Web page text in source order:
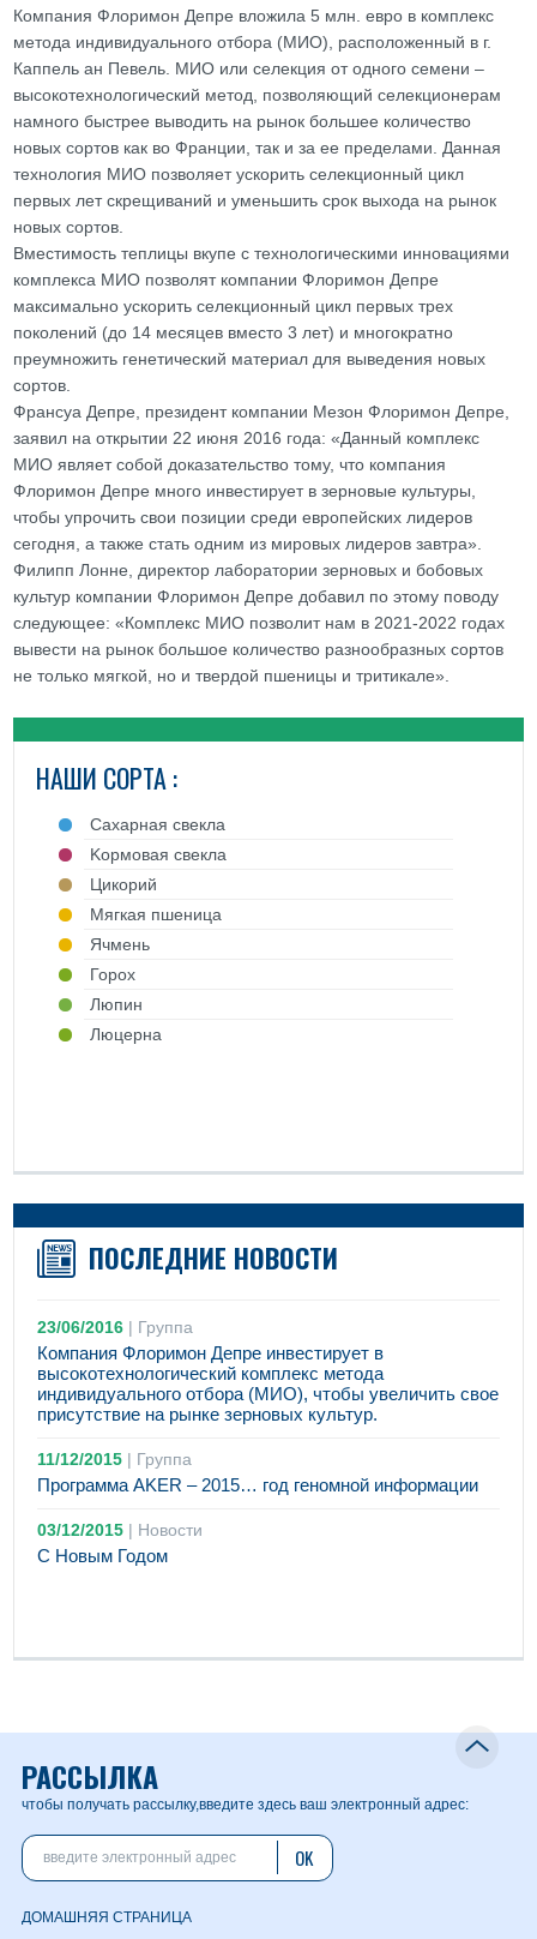
Компания Флоримон Депре вложила 5 млн. евро в комплекс
метода индивидуального отбора (МИО), расположенный в г.
Каппель ан Певель. МИО или селекция от одного семени –
высокотехнологический метод, позволяющий селекционерам
намного быстрее выводить на рынок большее количество
новых сортов как во Франции, так и за ее пределами. Данная
технология МИО позволяет ускорить селекционный цикл
первых лет скрещиваний и уменьшить срок выхода на рынок
новых сортов.
Вместимость теплицы вкупе с технологическими инновациями
комплекса МИО позволят компании Флоримон Депре
максимально ускорить селекционный цикл первых трех
поколений (до 14 месяцев вместо 3 лет) и многократно
преумножить генетический материал для выведения новых
сортов.
Франсуа Депре, президент компании Мезон Флоримон Депре,
заявил на открытии 22 июня 2016 года: «Данный комплекс
МИО являет собой доказательство тому, что компания
Флоримон Депре много инвестирует в зерновые культуры,
чтобы упрочить свои позиции среди европейских лидеров
сегодня, а также стать одним из мировых лидеров завтра».
Филипп Лонне, директор лаборатории зерновых и бобовых
культур компании Флоримон Депре добавил по этому поводу
следующее: «Комплекс МИО позволит нам в 2021-2022 годах
вывести на рынок большое количество разнообразных сортов
не только мягкой, но и твердой пшеницы и тритикале».
НАШИ СОРТА :
Cахарная свекла
Kормовая свекла
Цикорий
Mягкая пшеница
Ячмень
Горох
Люпин
Люцерна
ПОСЛЕДНИЕ НОВОСТИ
23/06/2016 | Группа
Компания Флоримон Депре инвестирует в
высокотехнологический комплекс метода
индивидуального отбора (МИО), чтобы увеличить свое
присутствие на рынке зерновых культур.
11/12/2015 | Группа
Программа AKER – 2015… год геномной информации
03/12/2015 | Новости
С Новым Годом
РАССЫЛКА
чтобы получать рассылку,введите здесь ваш электронный адрес:
OK
ДОМАШНЯЯ СТРАНИЦА